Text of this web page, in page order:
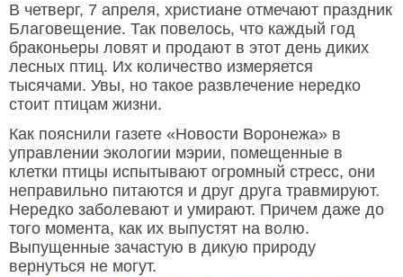
В четверг, 7 апреля, христиане отмечают праздник
Благовещение. Так повелось, что каждый год
браконьеры ловят и продают в этот день диких
лесных птиц. Их количество измеряется
тысячами. Увы, но такое развлечение нередко
стоит птицам жизни.
Как пояснили газете «Новости Воронежа» в
управлении экологии мэрии, помещенные в
клетки птицы испытывают огромный стресс, они
неправильно питаются и друг друга травмируют.
Нередко заболевают и умирают. Причем даже до
того момента, как их выпустят на волю.
Выпущенные зачастую в дикую природу
вернуться не могут.